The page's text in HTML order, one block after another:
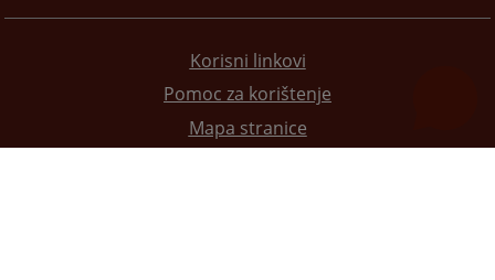
Korisni linkovi
Pomoc za korištenje
Mapa stranice